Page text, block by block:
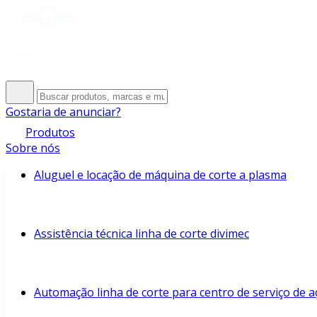
Gostaria de anunciar?
Produtos
Sobre nós
Aluguel e locação de máquina de corte a plasma
Assistência técnica linha de corte divimec
Automação linha de corte para centro de serviço de